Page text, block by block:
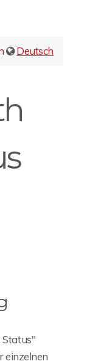
Deutsch
Status"
einzelnen